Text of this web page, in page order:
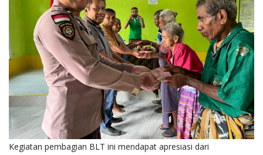
Kegiatan pembagian BLT ini mendapat apresiasi dari